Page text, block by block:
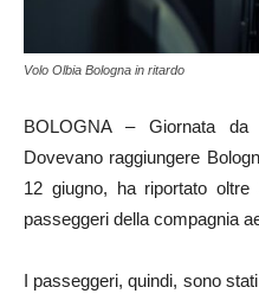
Volo Olbia Bologna in ritardo
BOLOGNA – Giornata da
Dovevano raggiungere
12 giugno, ha riportato
passeggeri della compagnia
I passeggeri, quindi, sono